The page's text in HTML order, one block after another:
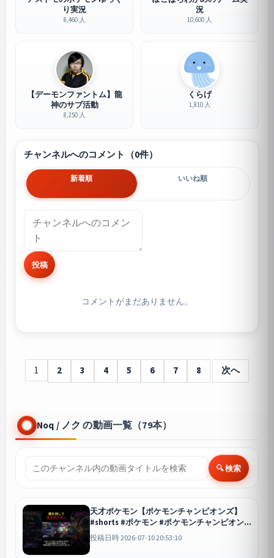
り実況
8,460 人
況
10,600 人
【デーモンファントム】龍
神のサブ活動
8,250 人
くらげ
1,810 人
チャンネルへのコメント（0件）
新着順 いいね順
投稿
コメントがまだありません。
1 2 3 4 5 6 7 8 次へ
Noq / ノク の動画一覧（79本）
🔍 検索
天才ポケモン【ポケモンチャンピオンズ】
#shorts #ポケモン #ポケモンチャンピオン
ズ
チャンピオンズ
投稿日時 2026-07-10 20:53:10